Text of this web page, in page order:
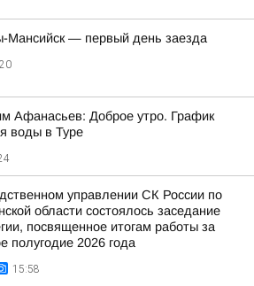
Мансийск — первый день заезда
Афанасьев: Доброе утро. График
воды в Туре
управлении СК России по
области состоялось заседание
посвященное итогам работы за
полугодие 2026 года
15:58